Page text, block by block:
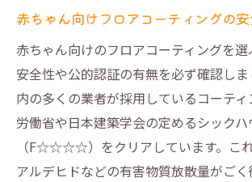
赤ちゃん向けフロアコーティングの
赤ちゃん向けのフロアコーティングを
安全性や公的認証の有無を必ず確認し
内の多くの業者が採用しているコーテ
労働省や日本建築学会の定めるシック
（F☆☆☆☆）をクリアしています。こ
アルデヒドなどの有害物質放散量がご